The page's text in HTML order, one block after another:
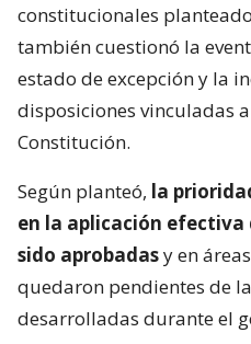
constitucionales
también cuestionó la
estado de excepción y la
disposiciones vinculadas
Constitución.
Según planteó, la
en la aplicación efectiva
sido aprobadasy en
quedaron pendientes de
desarrolladas durante el